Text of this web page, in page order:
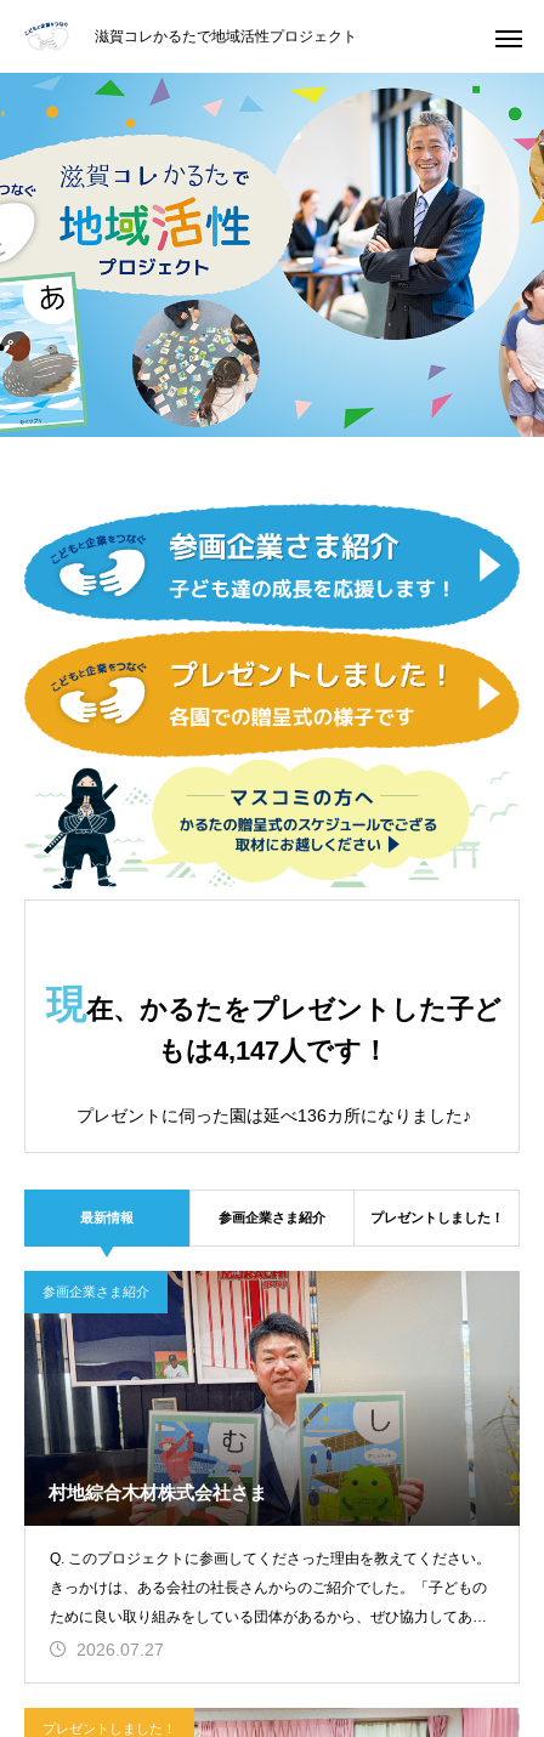
滋賀コレかるたで地域活性プロジェクト
現在、かるたをプレゼントした子ど
もは4,147人です！
プレゼントに伺った園は延べ136カ所になりました♪
最新情報 参画企業さま紹介 プレゼントしました！
参画企業さま紹介
村地綜合木材株式会社さま
Q. このプロジェクトに参画してくださった理由を教えてください。
きっかけは、ある会社の社長さんからのご紹介でした。「子どもの
ために良い取り組みをしている団体があるから、ぜひ協力してあげ
てほし2026.07.27
プレゼントしました！